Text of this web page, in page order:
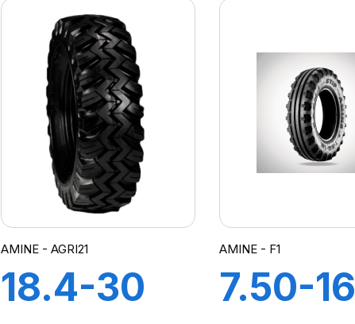
CHAMPION
AMINE - AGRI21
18.4-30
AMINE - F1
7.50-16